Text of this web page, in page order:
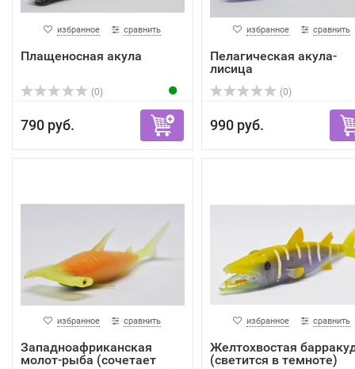
избранное сравнить
Плащеносная акула
(0)
790 руб.
избранное сравнить
Пелагическая акула-
лисица
(0)
990 руб.
избранное сравнить
Западноафриканская
молот-рыба (сочетает
избранное сравнить
Желтохвостая
(светится в темноте)